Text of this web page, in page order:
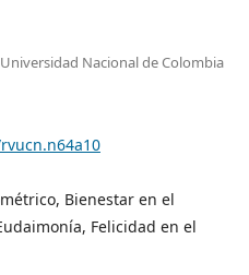
Nacional de Colombia
Bienestar en el
Felicidad en el